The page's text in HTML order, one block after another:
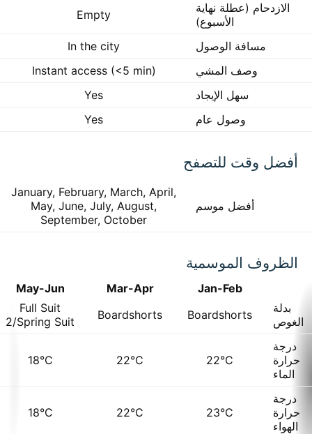
الازدحام (عطلة نهاية
الأسبوع)
Empty
مسافة الوصول
In the city
وصف المشي
Instant access (<5 min)
سهل الإيجاد
Yes
وصول عام
Yes
أفضل وقت للتصفح
أفضل موسم
January, February, March, April,
May, June, July, August,
September, October
الظروف الموسمية
Jan-Feb
Mar-Apr
May-Jun
بدلة
الغوص
Boardshorts
Boardshorts
Full Suit
2/Spring Suit
درجة
حرارة
الماء
22°C
22°C
18°C
درجة
حرارة
الهواء
23°C
22°C
18°C